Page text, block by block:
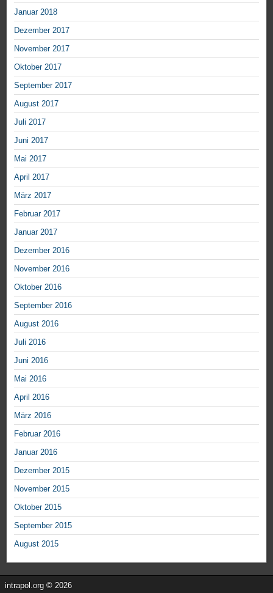
Januar 2018
Dezember 2017
November 2017
Oktober 2017
September 2017
August 2017
Juli 2017
Juni 2017
Mai 2017
April 2017
März 2017
Februar 2017
Januar 2017
Dezember 2016
November 2016
Oktober 2016
September 2016
August 2016
Juli 2016
Juni 2016
Mai 2016
April 2016
März 2016
Februar 2016
Januar 2016
Dezember 2015
November 2015
Oktober 2015
September 2015
August 2015
intrapol.org © 2026